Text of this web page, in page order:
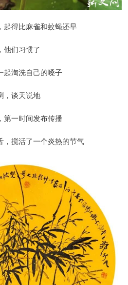
起得比麻雀和蚊蝇还早
他们习惯了
起淘洗自己的嗓子
，谈天说地
第一时间发布传播
，搅活了一个炎热的节气